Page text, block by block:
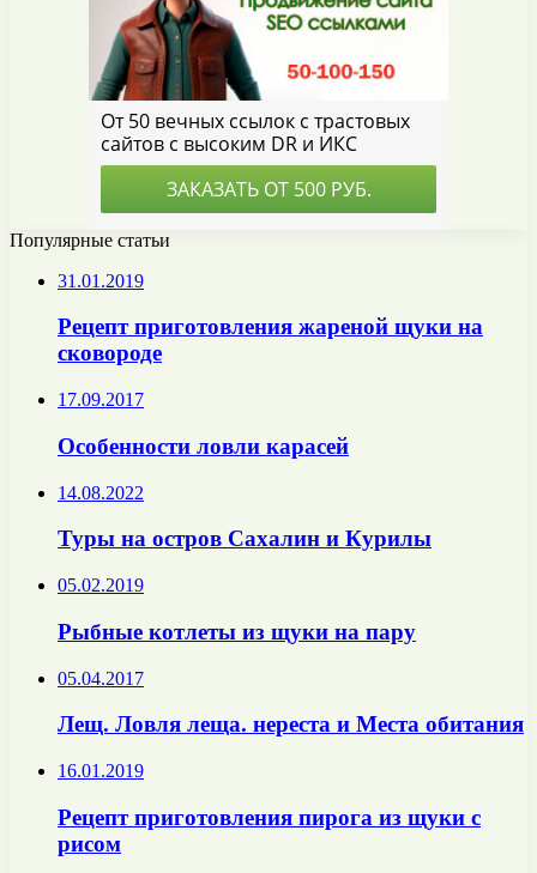
Популярные статьи
31.01.2019
Рецепт приготовления жареной щуки на
сковороде
17.09.2017
Особенности ловли карасей
14.08.2022
Туры на остров Сахалин и Курилы
05.02.2019
Рыбные котлеты из щуки на пару
05.04.2017
Лещ. Ловля леща. нереста и Места обитания
16.01.2019
Рецепт приготовления пирога из щуки с
рисом